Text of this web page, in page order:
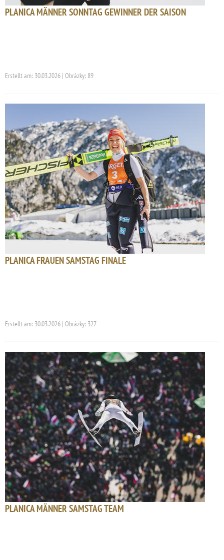
PLANICA MÄNNER SONNTAG GEWINNER DER SAISON
Erstellt am: 30.03.2026 | Obrázky: 89
PLANICA FRAUEN SAMSTAG FINALE
Erstellt am: 30.03.2026 | Obrázky: 327
PLANICA MÄNNER SAMSTAG TEAM